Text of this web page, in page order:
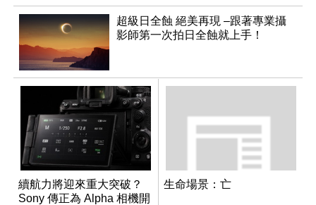
超級日全蝕 絕美再現 –跟著專業攝
影師第一次拍日全蝕就上手！
續航力將迎來重大突破？
Sony 傳正為 Alpha 相機開
生命場景：亡